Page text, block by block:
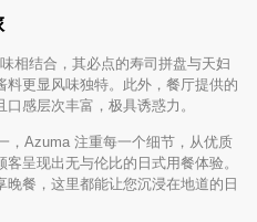
相结合，其必点的寿司拼盘与天妇
更显风味独特。此外，餐厅提供的
感层次丰富，极具诱惑力。
，Azuma 注重每一个细节，从优质
呈现出无与伦比的日式用餐体验。
餐，这里都能让您沉浸在地道的日